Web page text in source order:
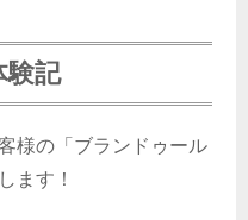
験記
様の「ブランドゥール
ます！